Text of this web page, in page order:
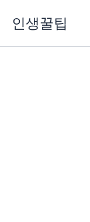
인생꿀팁